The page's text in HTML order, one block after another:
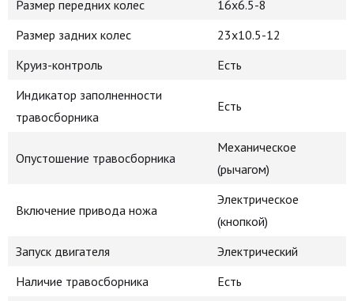
Размер передних колес
16x6.5-8
Размер задних колес
23x10.5-12
Круиз-контроль
Есть
Индикатор заполненности
травосборника
Есть
Опустошение травосборника
Механическое
(рычагом)
Включение привода ножа
Электрическое
(кнопкой)
Запуск двигателя
Электрический
Наличие травосборника
Есть